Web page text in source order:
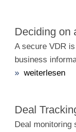
Deciding on
A secure VDR
business
» weiterlesen
Deal
Deal monitoring